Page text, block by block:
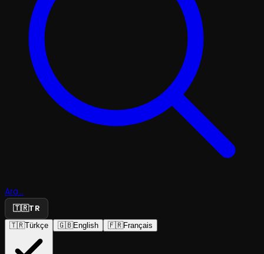
Ara...
🇹🇷TR
🇹🇷Türkçe 🇬🇧English 🇫🇷Français